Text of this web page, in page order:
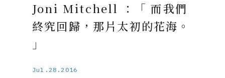
Joni Mitchell ：「 而我們
終究回歸，那片太初的花海。
」
Jul.28.2016